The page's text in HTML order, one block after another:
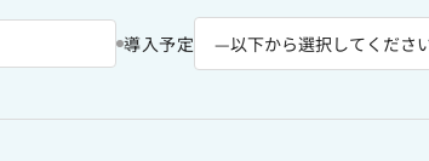
導入予定